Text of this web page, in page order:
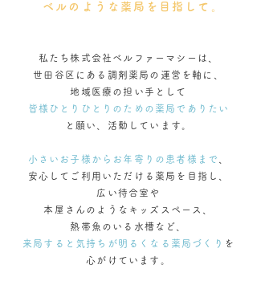
ベルのような薬局を目指して。
私たち株式会社ベルファーマシーは、
世田谷区にある調剤薬局の運営を軸に、
地域医療の担い手として
皆様ひとりひとりのための薬局でありたい
と願い、活動しています。
小さいお子様からお年寄りの患者様まで
安心してご利用いただける薬局を目指し、
広い待合室や
本屋さんのようなキッズスペース、
熱帯魚のいる水槽など、
来局すると気持ちが明るくなる薬局づくり を
心がけています。